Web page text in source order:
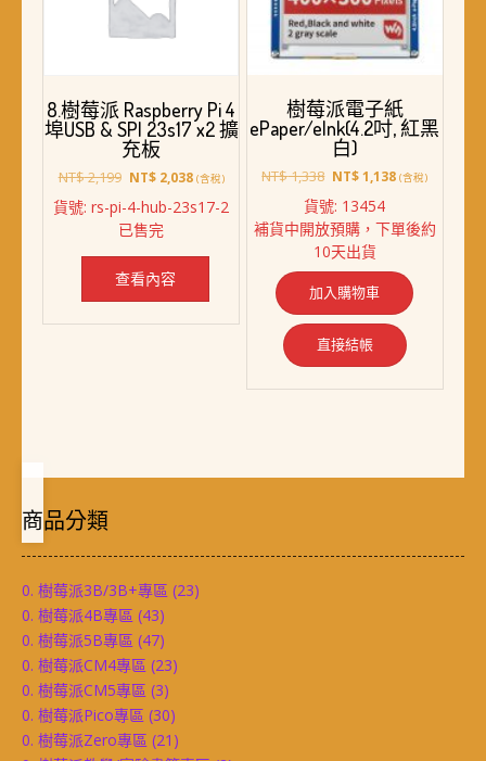
8.樹莓派 Raspberry Pi 4
埠USB & SPI 23s17 x2 擴
充板
NT$2,199 原
價
格：
NT$ 2,199。
NT$2,038目
價
NT$ 2,038。
(含稅)
貨號: rs-pi-4-hub-23s17-2
已售完
查看內容
樹莓派電子紙
ePaper/eInk(4.2吋, 紅黑
白)
NT$1,338 原
價
格：
NT$ 1,338。
NT$1,138目
格：
(含稅)
貨號: 13454
補貨中開放預購，下單後約
10天出貨
加入購物車
直接結帳
商品分類
0. 樹莓派3B/3B+專區 (23)
0. 樹莓派4B專區 (43)
0. 樹莓派5B專區 (47)
0. 樹莓派CM4專區 (23)
0. 樹莓派CM5專區 (3)
0. 樹莓派Pico專區 (30)
0. 樹莓派Zero專區 (21)